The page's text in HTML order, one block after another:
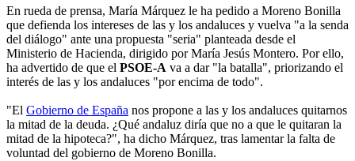
En rueda de prensa, María Márquez le ha pedido a Moreno Bonilla
que defienda los intereses de las y los andaluces y vuelva "a la senda
del diálogo" ante una propuesta "seria" planteada desde el
Ministerio de Hacienda, dirigido por María Jesús Montero. Por ello,
ha advertido de que el PSOE-A va a dar "la batalla", priorizando el
interés de las y los andaluces "por encima de todo".
"El Gobierno de España nos propone a las y los andaluces quitarnos
la mitad de la deuda. ¿Qué andaluz diría que no a que le quitaran la
mitad de la hipoteca?", ha dicho Márquez, tras lamentar la falta de
voluntad del gobierno de Moreno Bonilla.